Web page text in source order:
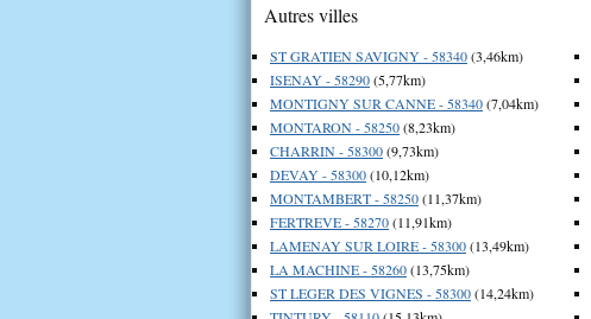
Autres villes
ST GRATIEN SAVIGNY - 58340(3,46km)
ISENAY - 58290(5,77km)
MONTIGNY SUR CANNE - 58340(7,04km)
MONTARON - 58250(8,23km)
CHARRIN - 58300(9,73km)
DEVAY - 58300(10,12km)
MONTAMBERT - 58250(11,37km)
FERTREVE - 58270(11,91km)
LAMENAY SUR LOIRE - 58300(13,49km)
LA MACHINE - 58260(13,75km)
ST LEGER DES VIGNES - 58300(14,24km)